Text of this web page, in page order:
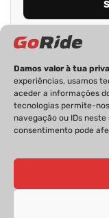
Damos valor à tua
experiências, usamos
aceder a informações
tecnologias permite-
navegação ou IDs
consentimento pode
PRIVACIDADE